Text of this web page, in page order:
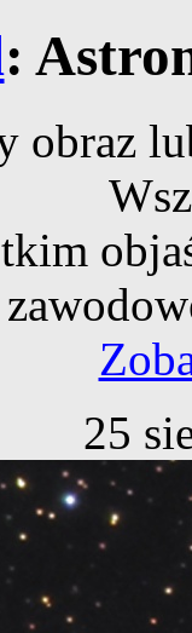
:
obraz
25